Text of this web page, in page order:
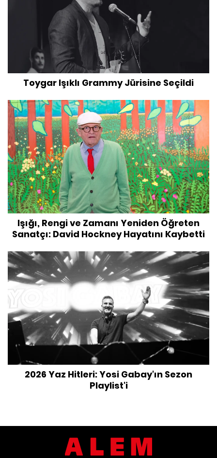
Toygar Işıklı Grammy Jürisine Seçildi
Işığı, Rengi ve Zamanı Yeniden Öğreten
Sanatçı: David Hockney Hayatını Kaybetti
2026 Yaz Hitleri: Yosi Gabay'ın Sezon
Playlist'i